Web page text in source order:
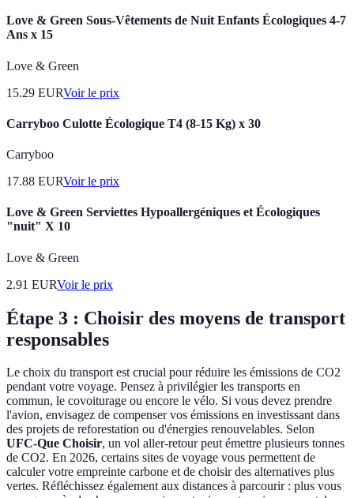
Love & Green Sous-Vêtements de Nuit Enfants Écologiques 4-7
Ans x 15
Love & Green
15.29 EURVoir le prix
Carryboo Culotte Écologique T4 (8-15 Kg) x 30
Carryboo
17.88 EURVoir le prix
Love & Green Serviettes Hypoallergéniques et Écologiques
"nuit" X 10
Love & Green
2.91 EURVoir le prix
Étape 3 : Choisir des moyens de transport
responsables
Le choix du transport est crucial pour réduire les émissions de CO2
pendant votre voyage. Pensez à privilégier les transports en
commun, le covoiturage ou encore le vélo. Si vous devez prendre
l'avion, envisagez de compenser vos émissions en investissant dans
des projets de reforestation ou d'énergies renouvelables. Selon
UFC-Que Choisir, un vol aller-retour peut émettre plusieurs tonnes
de CO2. En 2026, certains sites de voyage vous permettent de
calculer votre empreinte carbone et de choisir des alternatives plus
vertes. Réfléchissez également aux distances à parcourir : plus vous